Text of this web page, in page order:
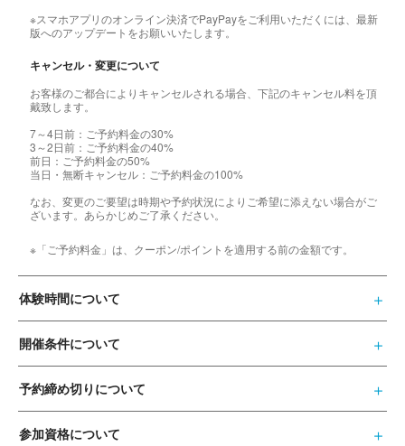
※スマホアプリのオンライン決済でPayPayをご利用いただくには、最新
版へのアップデートをお願いいたします。
キャンセル・変更について
お客様のご都合によりキャンセルされる場合、下記のキャンセル料を頂
戴致します。
7～4日前：ご予約料金の30%
3～2日前：ご予約料金の40%
前日：ご予約料金の50%
当日・無断キャンセル：ご予約料金の100%
なお、変更のご要望は時期や予約状況によりご希望に添えない場合がご
ざいます。あらかじめご了承ください。
※「ご予約料金」は、クーポン/ポイントを適用する前の金額です。
体験時間について
開催条件について
予約締め切りについて
参加資格について